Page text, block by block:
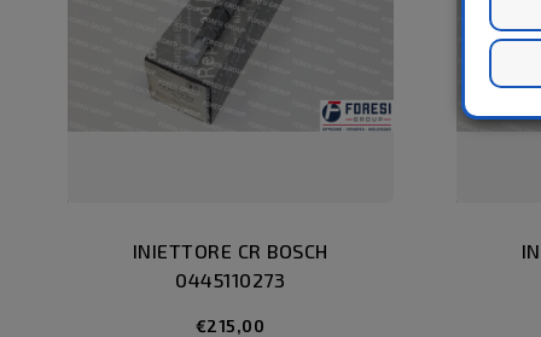
INIETTORE CR BOSCH
0445110273
€215,00